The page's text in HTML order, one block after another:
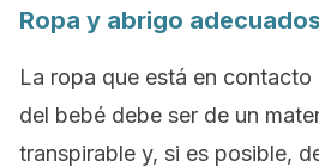
Ropa y abrigo adecuados
La ropa que está en
del bebé debe ser de un
transpirable y, si es posible,